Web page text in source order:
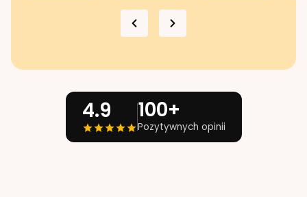
4.9 100+
Pozytywnych opinii